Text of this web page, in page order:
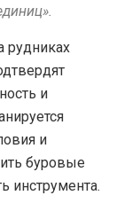
рудниках
и
и
буровые
инструмента.